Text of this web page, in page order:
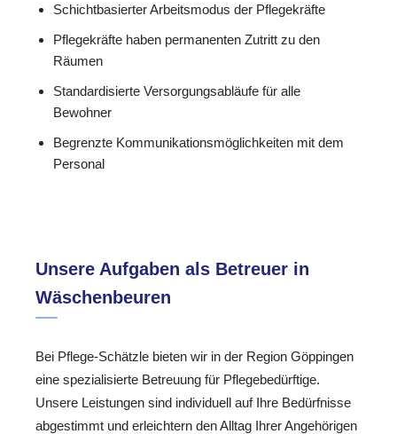
Schichtbasierter Arbeitsmodus der Pflegekräfte
Pflegekräfte haben permanenten Zutritt zu den
Räumen
Standardisierte Versorgungsabläufe für alle
Bewohner
Begrenzte Kommunikationsmöglichkeiten mit dem
Personal
Unsere Aufgaben als Betreuer in
Wäschenbeuren
Bei Pflege-Schätzle bieten wir in der Region Göppingen
eine spezialisierte Betreuung für Pflegebedürftige.
Unsere Leistungen sind individuell auf Ihre Bedürfnisse
abgestimmt und erleichtern den Alltag Ihrer Angehörigen